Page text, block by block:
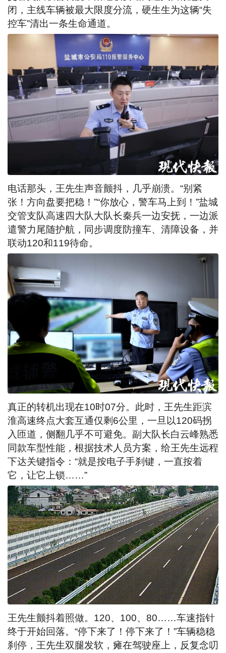
闭，主线车辆被最大限度分流，硬生生为这辆“失
控车”清出一条生命通道。
电话那头，王先生声音颤抖，几乎崩溃。“别紧
张！方向盘要把稳！”“你放心，警车马上到！”盐城
交管支队高速四大队大队长秦兵一边安抚，一边派
遣警力尾随护航，同步调度防撞车、清障设备，并
联动120和119待命。
真正的转机出现在10时07分。此时，王先生距滨
淮高速终点大套互通仅剩6公里，一旦以120码拐
入匝道，侧翻几乎不可避免。副大队长白云峰熟悉
同款车型性能，根据技术人员方案，给王先生远程
下达关键指令：“就是按电子手刹键，一直按着
它，让它上锁……”
王先生颤抖着照做。120、100、80……车速指针
终于开始回落。“停下来了！停下来了！”车辆稳稳
刹停，王先生双腿发软，瘫在驾驶座上，反复念叨